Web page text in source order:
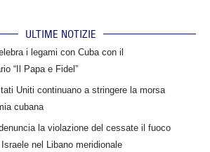
ULTIME NOTIZIE
i legami con Cuba con il
“Il Papa e Fidel”
Uniti continuano a stringere la morsa
cubana
la violazione del cessate il fuoco
nel Libano meridionale